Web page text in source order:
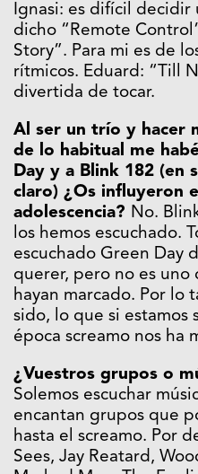
Ignasi: es difícil decidir
dicho “Remote
Story”. Para mi es de
rítmicos. Eduard: “Till
divertida de tocar.
Al ser un trío y hacer
de lo habitual me
Day y a Blink 182 (en
claro) ¿Os influyeron
adolescencia? No.
los hemos escuchado.
escuchado Green Day
querer, pero no es uno
hayan marcado. Por lo
sido, lo que si estamos
época screamo nos ha
¿Vuestros grupos o
Solemos escuchar
encantan grupos que
hasta el screamo. Por
Sees, Jay Reatard,